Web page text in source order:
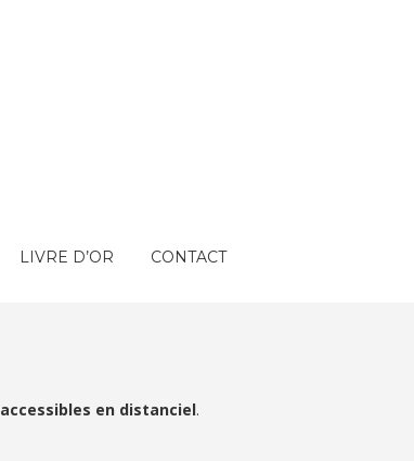
LIVRE D’OR CONTACT
accessibles en distanciel.